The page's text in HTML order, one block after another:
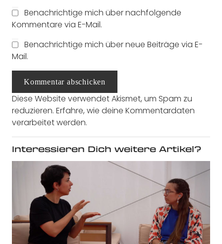
Benachrichtige mich über nachfolgende
Kommentare via E-Mail.
Benachrichtige mich über neue Beiträge via E-
Mail.
Kommentar abschicken
Diese Website verwendet Akismet, um Spam zu
reduzieren. Erfahre, wie deine Kommentardaten
verarbeitet werden.
Interessieren Dich weitere Artikel?